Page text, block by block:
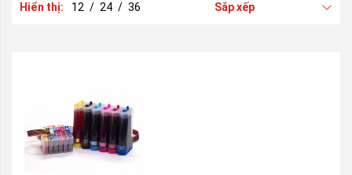
Hiển thị: 12 / 24 / 36 Sắp xếp